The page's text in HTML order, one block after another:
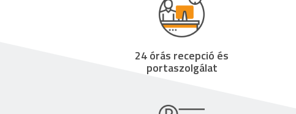
24 órás recepció és
portaszolgálat